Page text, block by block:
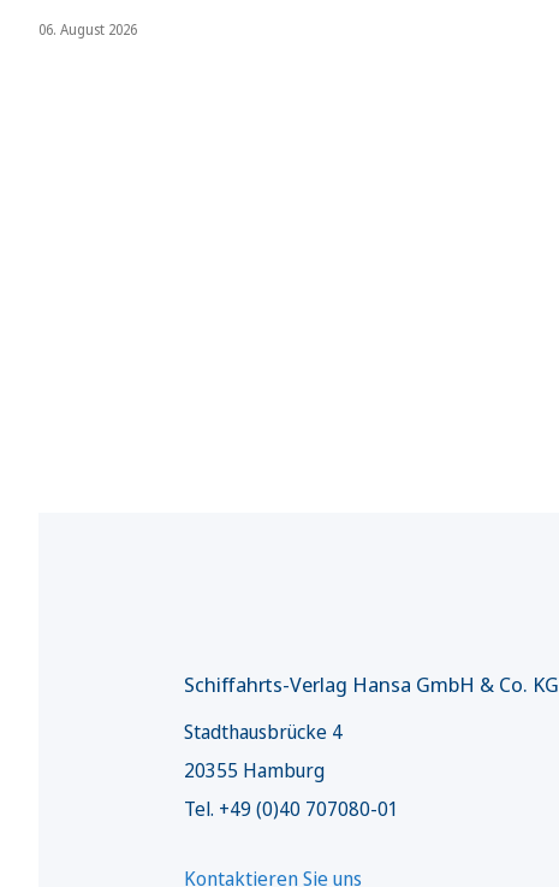
06. August 2026
Schiffahrts-Verlag Hansa GmbH & Co. KG
Stadthausbrücke 4
20355 Hamburg
Tel. +49 (0)40 707080-01
Kontaktieren Sie uns